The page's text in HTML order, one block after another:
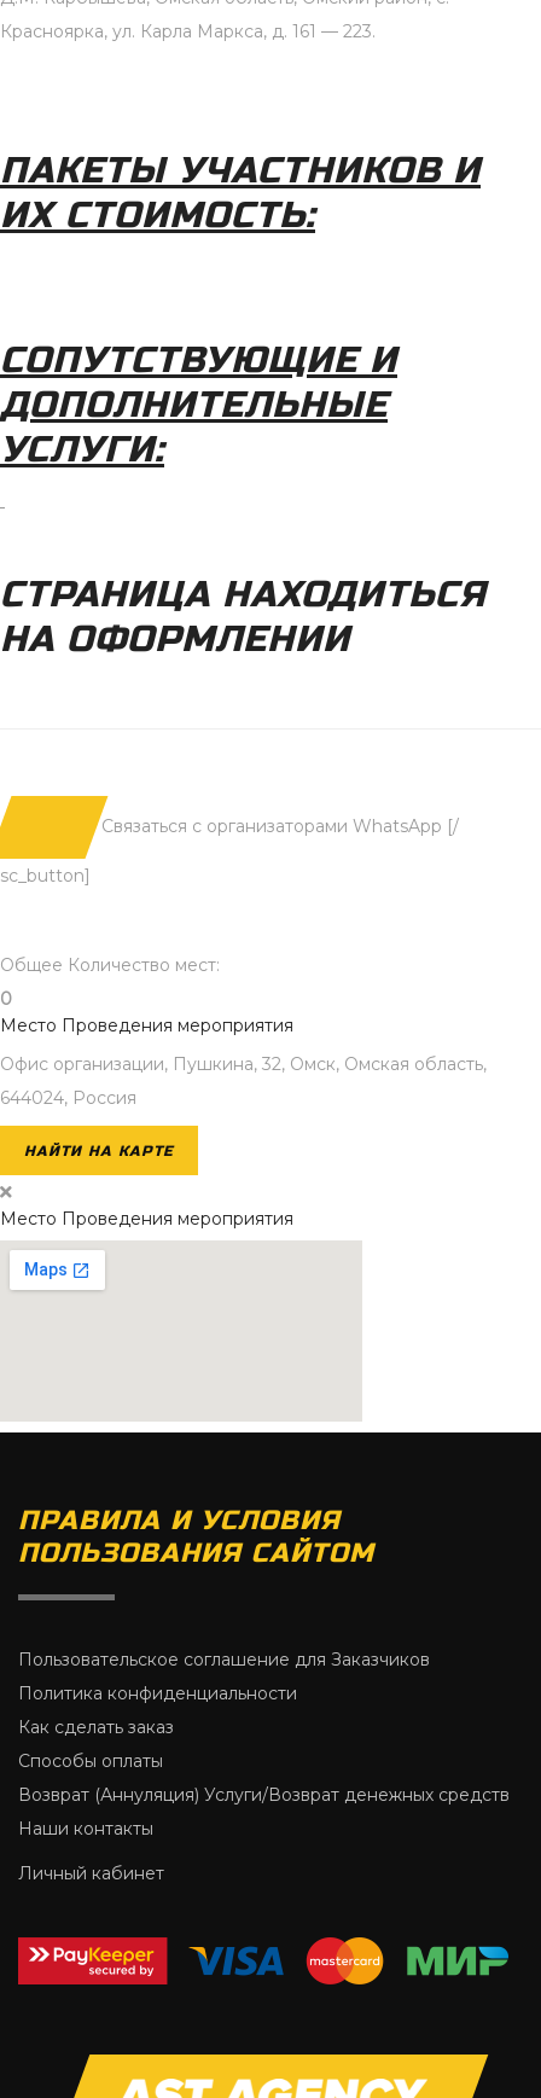
Красноярка, ул. Карла Маркса, д. 161 — 223.
ПАКЕТЫ УЧАСТНИКОВ И
ИХ СТОИМОСТЬ:
СОПУТСТВУЮЩИЕ И
ДОПОЛНИТЕЛЬНЫЕ
УСЛУГИ:
СТРАНИЦА НАХОДИТЬСЯ
НА ОФОРМЛЕНИИ
Связаться с организаторами WhatsApp [/
sc_button]
Общее Количество мест:
0
Место Проведения мероприятия
Офис организации, Пушкина, 32, Омск, Омская область,
644024, Россия
НАЙТИ НА КАРТЕ
Место Проведения мероприятия
ПРАВИЛА И УСЛОВИЯ
ПОЛЬЗОВАНИЯ САЙТОМ
Пользовательское соглашение для Заказчиков
Политика конфиденциальности
Как сделать заказ
Способы оплаты
Возврат (Аннуляция) Услуги/Возврат денежных средств
Наши контакты
Личный кабинет